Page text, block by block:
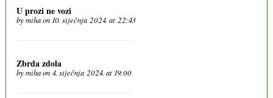
U prozi ne vozi
bymihaon 10. siječnja 2024. at 22:43
Zbrda zdola
bymihaon 4. siječnja 2024. at 19:00